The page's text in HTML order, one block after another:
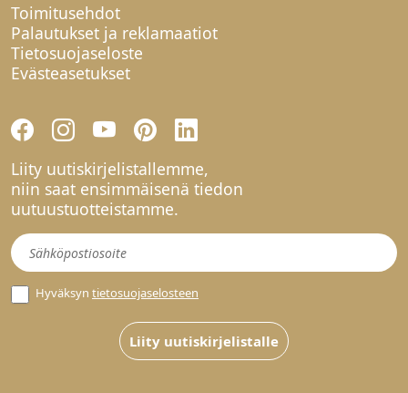
Toimitusehdot
Palautukset ja reklamaatiot
Tietosuojaseloste
Evästeasetukset
Liity uutiskirjelistallemme,
niin saat ensimmäisenä tiedon
uutuustuotteistamme.
Uutiskirje
Hyväksyn tietosuojaselosteen
Liity uutiskirjelistalle